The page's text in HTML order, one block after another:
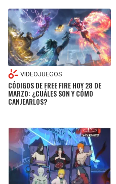
VIDEOJUEGOS
CÓDIGOS DE FREE FIRE HOY 28 DE
MARZO: ¿CUÁLES SON Y CÓMO
CANJEARLOS?